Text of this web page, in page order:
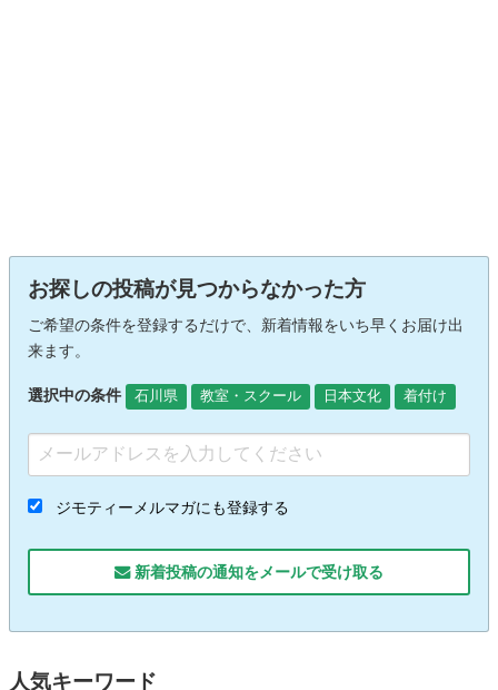
お探しの投稿が見つからなかった方
ご希望の条件を登録するだけで、新着情報をいち早くお届け出
来ます。
選択中の条件 石川県 教室・スクール 日本文化 着付け
ジモティーメルマガにも登録する
新着投稿の通知をメールで受け取る
人気キーワード